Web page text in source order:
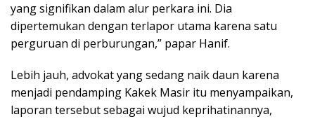
yang signifikan dalam alur perkara ini. Dia
dipertemukan dengan terlapor utama karena satu
perguruan di perburungan,” papar Hanif.
Lebih jauh, advokat yang sedang naik daun karena
menjadi pendamping Kakek Masir itu menyampaikan,
laporan tersebut sebagai wujud keprihatinannya,